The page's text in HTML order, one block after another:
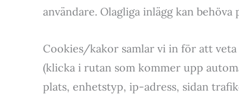
användare. Olagliga inlägg kan
Cookies/kakor samlar vi in för att
(klicka i rutan som kommer upp
plats, enhetstyp, ip-adress, sidan